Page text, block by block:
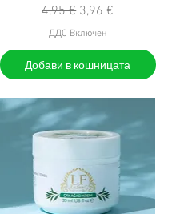
Редовна цена
4,95 € Продажна цена
3,96 €
ДДС Включен
Добави в кошницата